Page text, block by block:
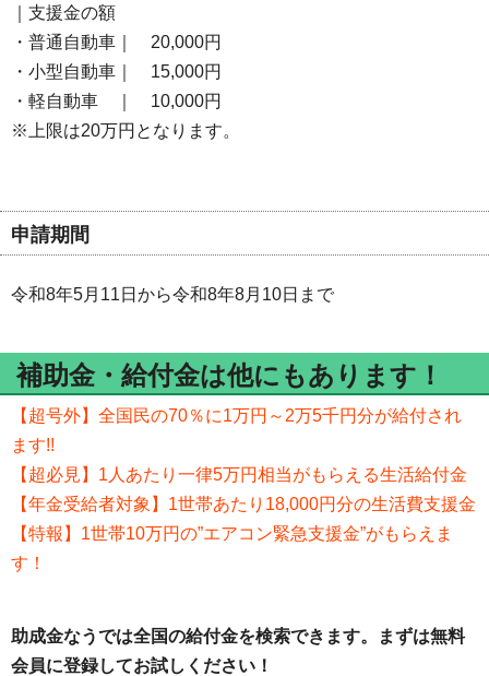
｜支援金の額
・普通自動車｜ 20,000円
・小型自動車｜ 15,000円
・軽自動車 ｜ 10,000円
※上限は20万円となります。
申請期間
令和8年5月11日から令和8年8月10日まで
補助金・給付金は他にもあります！
【超号外】全国民の70％に1万円～2万5千円分が給付され
ます!!
【超必見】1人あたり一律5万円相当がもらえる生活給付金
【年金受給者対象】1世帯あたり18,000円分の生活費支援金
【特報】1世帯10万円の”エアコン緊急支援金”がもらえま
す！
助成金なうでは全国の給付金を検索できます。まずは無料
会員に登録してお試しください！